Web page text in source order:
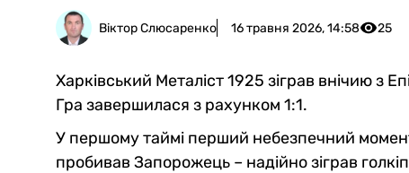
Віктор Слюсаренко 16 травня 2026, 14:58 25
Харківський Металіст 1925 зіграв внічию
Гра завершилася з рахунком 1:1.
У першому таймі перший небезпечний
пробивав Запорожець – надійно зіграв